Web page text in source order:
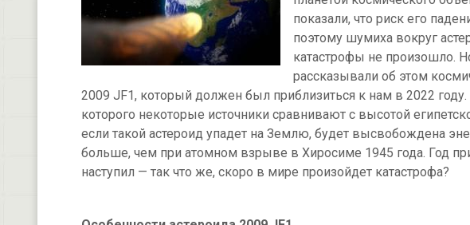
показали, что риск его
поэтому шумиха вокруг
катастрофы не произошло.
рассказывали об этом
2009 JF1, который должен был приблизиться к нам в 2022
которого некоторые источники сравнивают с высотой
если такой астероид упадет на Землю, будет высвобождена
больше, чем при атомном взрыве в Хиросиме 1945 года. Год
наступил — так что же, скоро в мире произойдет катастрофа?